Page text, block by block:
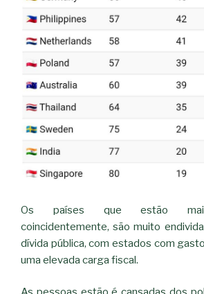
Os países que estão mais
coincidentemente, são muito
dívida pública, com estados com
uma elevada carga fiscal.